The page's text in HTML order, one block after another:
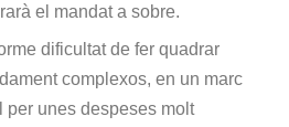
el mandat a sobre.
dificultat de fer quadrar
complexos, en un marc
per unes despeses molt